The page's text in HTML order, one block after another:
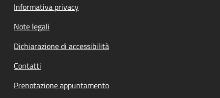
Informativa privacy
Note legali
Dichiarazione di accessibilità
Contatti
Prenotazione appuntamento